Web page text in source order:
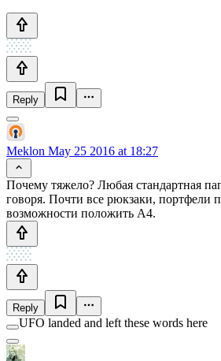
Reply
Meklon May 25 2016 at 18:27
Почему тяжело? Любая стандартная
говоря. Почти все рюкзаки, портфели
возможности положить А4.
Reply
UFO landed and left these words here